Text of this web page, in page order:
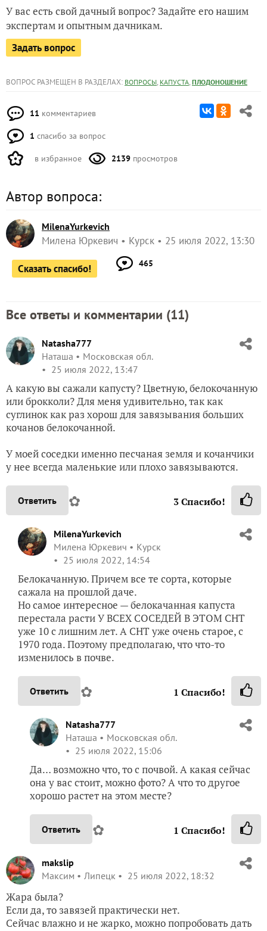
У вас есть свой дачный вопрос? Задайте его нашим
экспертам и опытным дачникам.
Задать вопрос
ВОПРОС РАЗМЕЩЕН В РАЗДЕЛАХ: ВОПРОСЫ, КАПУСТА, ПЛОДОНОШЕНИЕ
11 комментариев
1 спасибо за вопрос
в избранное 2139 просмотров
Автор вопроса:
MilenaYurkevich
Милена Юркевич Курск 25 июля 2022, 13:30
Сказать спасибо! 465
Все ответы и комментарии (11)
Natasha777
Наташа
Московская обл.
25 июля 2022, 13:47
А какую вы сажали капусту? Цветную, белокочанную
или брокколи? Для меня удивительно, так как
суглинок как раз хорош для завязывания больших
кочанов белокочанной.
У моей соседки именно песчаная земля и кочанчики
у нее всегда маленькие или плохо завязываются.
Ответить ✿ 3Спасибо!
MilenaYurkevich
Милена Юркевич
Курск
25 июля 2022, 14:54
Белокачанную. Причем все те сорта, которые
сажала на прошлой даче.
Но самое интересное — белокачанная капуста
перестала расти У ВСЕХ СОСЕДЕЙ В ЭТОМ СНТ
уже 10 с лишним лет. А СНТ уже очень старое, с
1970 года. Поэтому предполагаю, что что-то
изменилось в почве.
Ответить ✿ 1 Спасибо!
Natasha777
Наташа
Московская обл.
25 июля 2022, 15:06
Да… возможно что, то с почвой. А какая сейчас
она у вас стоит, можно фото? А что то другое
хорошо растет на этом месте?
Ответить ✿ 1 Спасибо!
makslip
Максим
Липецк 25 июля 2022, 18:32
Жара была?
Если да, то завязей практически нет.
Сейчас влажно и не жарко, можно попробовать дать